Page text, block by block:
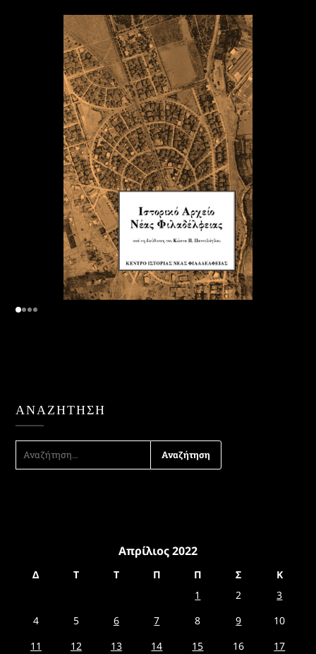
ΑΝΑΖΉΤΗΣΗ
ΑΝΑΖΉΤΗΣΗ
ΓΙΑ:
Απρίλιος 2022
Δ Τ Τ Π Π Σ
Κ
1
2
3
4
5 6 7 8 9
10
11
12 13 14 15 16
17